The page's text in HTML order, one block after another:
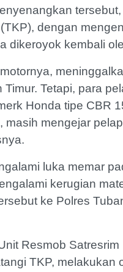
dengan
dikeroyok kembali
Tetapi, para
Honda tipe CBR
mengejar
luka memar
kerugian
ke Polres
Resmob
TKP, melakukan